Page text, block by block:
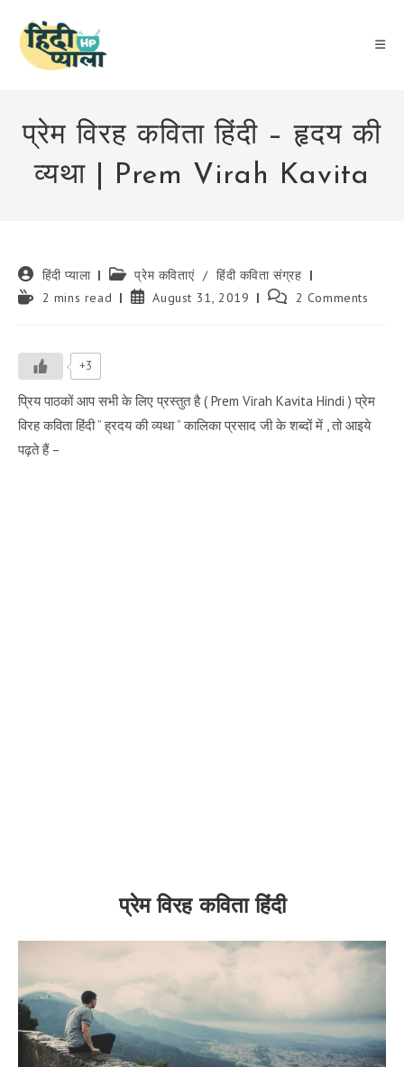
content
प्रेम विरह कविता हिंदी – हृदय की
व्यथा | Prem Virah Kavita
Post
author:
हिंदी प्याला
Post
category:
प्रेम कविताएं / हिंदी कविता संग्रह
Reading2 mins read
PostAugust 31, 2019
Post 2 Comments
+3
प्रिय पाठकों आप सभी के लिए प्रस्तुत है ( Prem Virah Kavita Hindi ) प्रेम
विरह कविता हिंदी ” ह्रदय की व्यथा ” कालिका प्रसाद जी के शब्दों में , तो आइये
पढ़ते हैं –
प्रेम विरह कविता हिंदी